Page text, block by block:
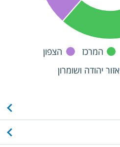
המרכז
הצפון
אזור יהודה ושומרון